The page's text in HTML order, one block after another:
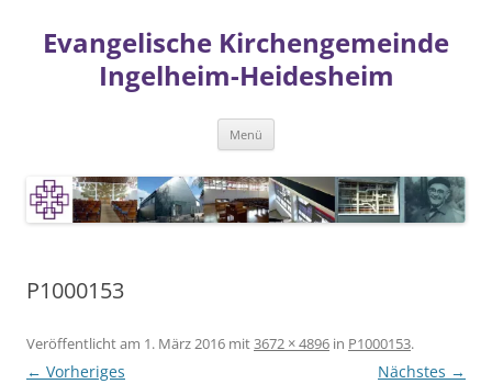
springen
Evangelische Kirchengemeinde
Ingelheim-Heidesheim
Menü
P1000153
Veröffentlicht am 1. März 2016 mit3672 × 4896 in P1000153.
← Vorheriges Nächstes →